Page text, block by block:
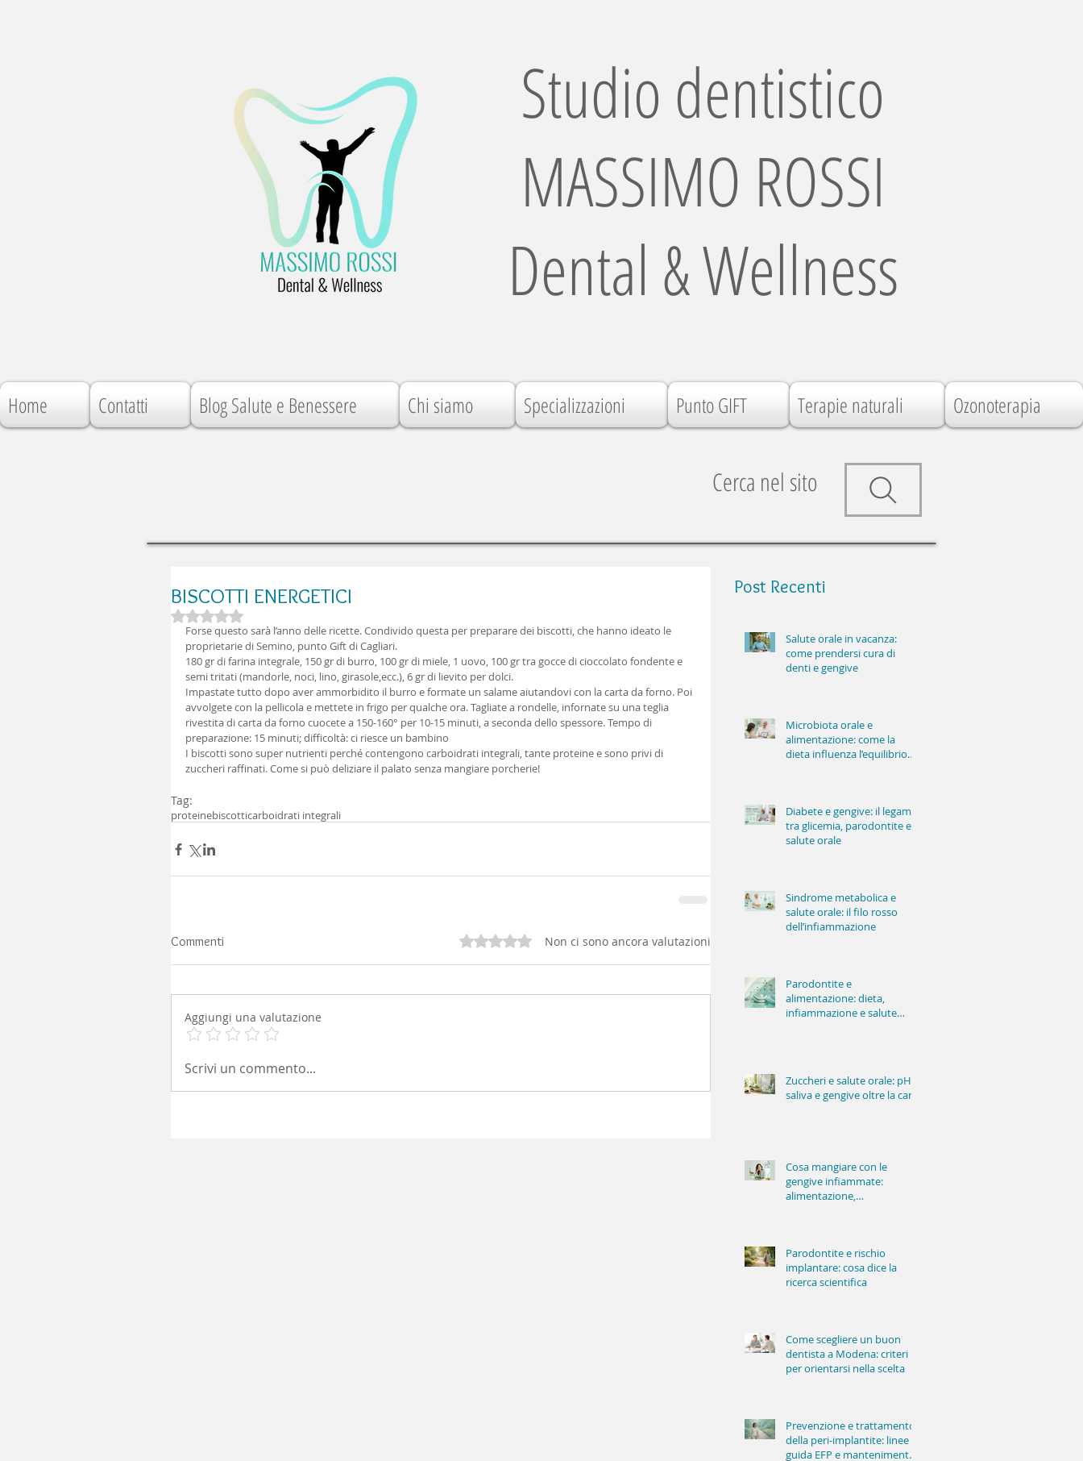
Studio dentistico
MASSIMO ROSSI
Dental & Wellness
Home Contatti Blog Salute e Benessere Chi siamo Specializzazioni Punto GIFT Terapie naturali Ozonoterapia
Cerca nel sito
BISCOTTI ENERGETICI
Valutazione NaN stelle su 5.
Forse questo sarà l’anno delle ricette. Condivido questa per preparare dei biscotti, che hanno ideato le
proprietarie di Semino, punto Gift di Cagliari.
180 gr di farina integrale, 150 gr di burro, 100 gr di miele, 1 uovo, 100 gr tra gocce di cioccolato fondente e
semi tritati (mandorle, noci, lino, girasole,ecc.), 6 gr di lievito per dolci.
Impastate tutto dopo aver ammorbidito il burro e formate un salame aiutandovi con la carta da forno. Poi
avvolgete con la pellicola e mettete in frigo per qualche ora. Tagliate a rondelle, infornate su una teglia
rivestita di carta da forno cuocete a 150-160° per 10-15 minuti, a seconda dello spessore. Tempo di
preparazione: 15 minuti; difficoltà: ci riesce un bambino
I biscotti sono super nutrienti perché contengono carboidrati integrali, tante proteine e sono privi di
zuccheri raffinati. Come si può deliziare il palato senza mangiare porcherie!
Tag:
proteinebiscotticarboidrati integrali
Commenti Valutazione 0 stelle su 5.Non ci sono ancora valutazioni
Aggiungi una valutazione
Scrivi un commento...
Post Recenti
Salute orale in vacanza:
come prendersi cura di
denti e gengive
Microbiota orale e
alimentazione: come la
dieta influenza l’equilibrio
Diabete e gengive: il legame
tra glicemia, parodontite e
salute orale
Sindrome metabolica e
salute orale: il filo rosso
dell’infiammazione
Parodontite e
alimentazione: dieta,
infiammazione e salute
Zuccheri e salute orale: pH,
saliva e gengive oltre la carie
Cosa mangiare con le
gengive infiammate:
alimentazione,
Parodontite e rischio
implantare: cosa dice la
ricerca scientifica
Come scegliere un buon
dentista a Modena: criteri
per orientarsi nella scelta
Prevenzione e trattamento
della peri-implantite: linee
guida EFP e mantenimento